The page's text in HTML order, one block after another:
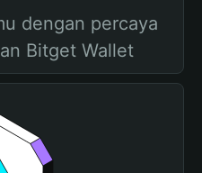
dengan percaya
Bitget Wallet